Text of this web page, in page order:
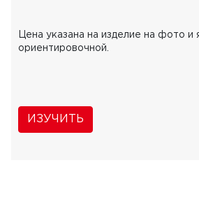
Цена указана на изделие на фото и
ориентировочной.
ИЗУЧИТЬ